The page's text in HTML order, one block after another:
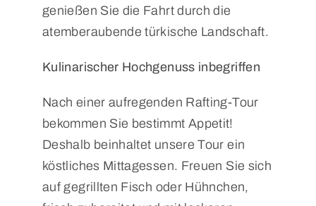
genießen Sie die Fahrt durch die
atemberaubende türkische Landschaft.
Kulinarischer Hochgenuss inbegriffen
Nach einer aufregenden Rafting-Tour
bekommen Sie bestimmt Appetit!
Deshalb beinhaltet unsere Tour ein
köstliches Mittagessen. Freuen Sie sich
auf gegrillten Fisch oder Hühnchen,